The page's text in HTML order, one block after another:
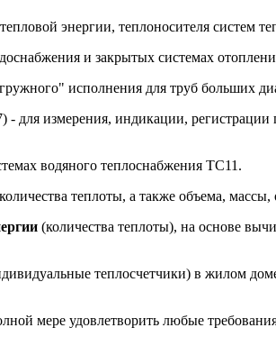
энергии, теплоносителя систем
и закрытых системах
исполнения для труб больших
измерения, индикации, регистрации
водяного теплоснабжения ТС11.
теплоты, а также объема,
(количества теплоты), на основе
теплосчетчики) в жилом
мере удовлетворить любые